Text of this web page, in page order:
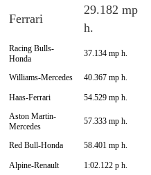
Ferrari
29.182 mp
h.
Racing Bulls-
Honda
37.134 mp h.
Williams-Mercedes 40.367 mp h.
Haas-Ferrari 54.529 mp h.
Aston Martin-
Mercedes
57.333 mp h.
Red Bull-Honda 58.401 mp h.
Alpine-Renault 1:02.122 p h.